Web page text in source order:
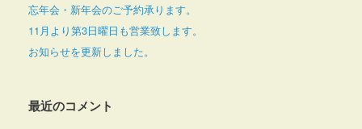
忘年会・新年会のご予約承ります。
11月より第3日曜日も営業致します。
お知らせを更新しました。
最近のコメント